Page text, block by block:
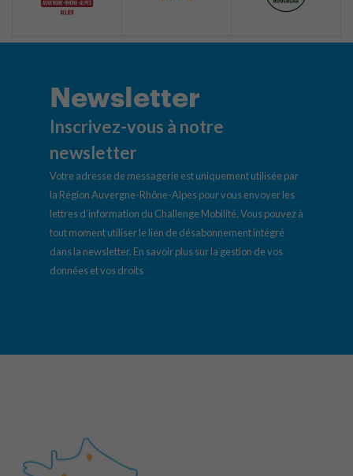
Newsletter
Inscrivez-vous à notre
newsletter
Votre adresse de messagerie est uniquement utilisée par
la Région Auvergne-Rhône-Alpes pour vous envoyer les
lettres d’information du Challenge Mobilité. Vous pouvez à
tout moment utiliser le lien de désabonnement intégré
dans la newsletter. En savoir plus sur la gestion de vos
données et vos droits